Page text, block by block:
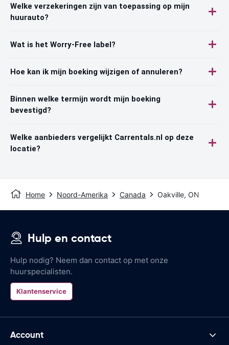
Welke verzekeringen zijn van toepassing op mijn
huurauto?
Wat is het Worry-Free label?
Hoe kan ik mijn boeking wijzigen of annuleren?
Binnen welke termijn wordt mijn boeking
bevestigd?
Welke aanbieders vergelijkt Carrentals.nl op deze
locatie?
Home Noord-Amerika Canada Oakville, ON
Hulp en contact
Hulp nodig? Neem dan contact op met onze
huurspecialisten.
Klantenservice
Account